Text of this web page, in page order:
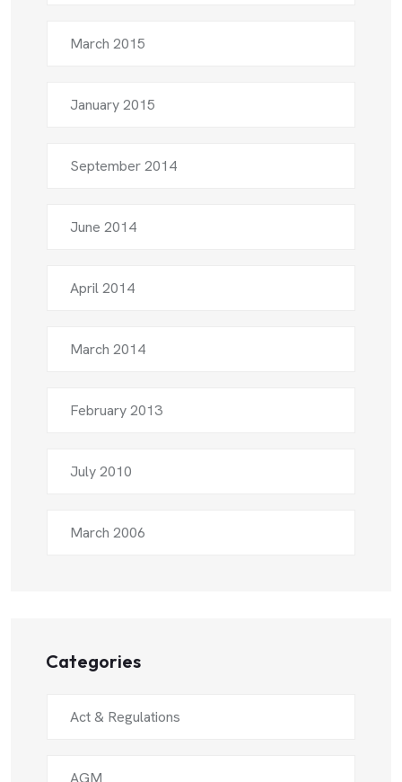
March 2015
January 2015
September 2014
June 2014
April 2014
March 2014
February 2013
July 2010
March 2006
Categories
Act & Regulations
AGM